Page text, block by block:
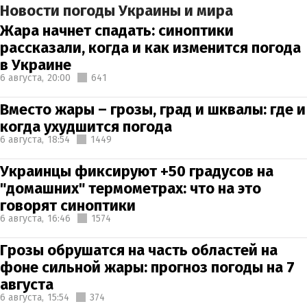
Новости погоды Украины и мира
Жара начнет спадать: синоптики
рассказали, когда и как изменится погода
в Украине
6 августа, 20:00 641
Вместо жары – грозы, град и шквалы: где и
когда ухудшится погода
6 августа, 18:54 1449
Украинцы фиксируют +50 градусов на
"домашних" термометрах: что на это
говорят синоптики
6 августа, 16:46 1574
Грозы обрушатся на часть областей на
фоне сильной жары: прогноз погоды на 7
августа
6 августа, 15:54 374